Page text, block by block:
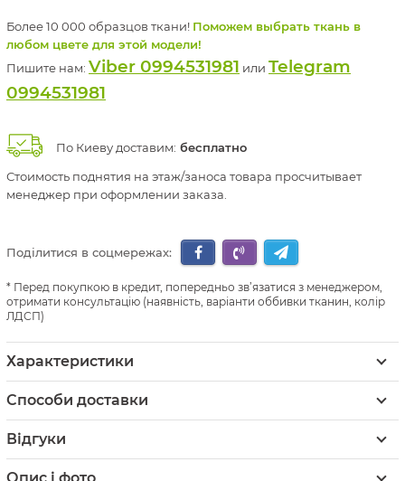
Более 10 000 образцов ткани! Поможем выбрать ткань в
любом цвете для этой модели!
Пишите нам: Viber 0994531981 или Telegram
0994531981
По Киеву доставим: бесплатно
Стоимость поднятия на этаж/заноса товара просчитывает
менеджер при оформлении заказа.
Поділитися в соцмережах:
Перед покупкою в кредит, попередньо зв’язатися з менеджером,
отримати консультацію (наявність, варіанти оббивки тканин, колір
ЛДСП)
Характеристики
Способи доставки
Відгуки